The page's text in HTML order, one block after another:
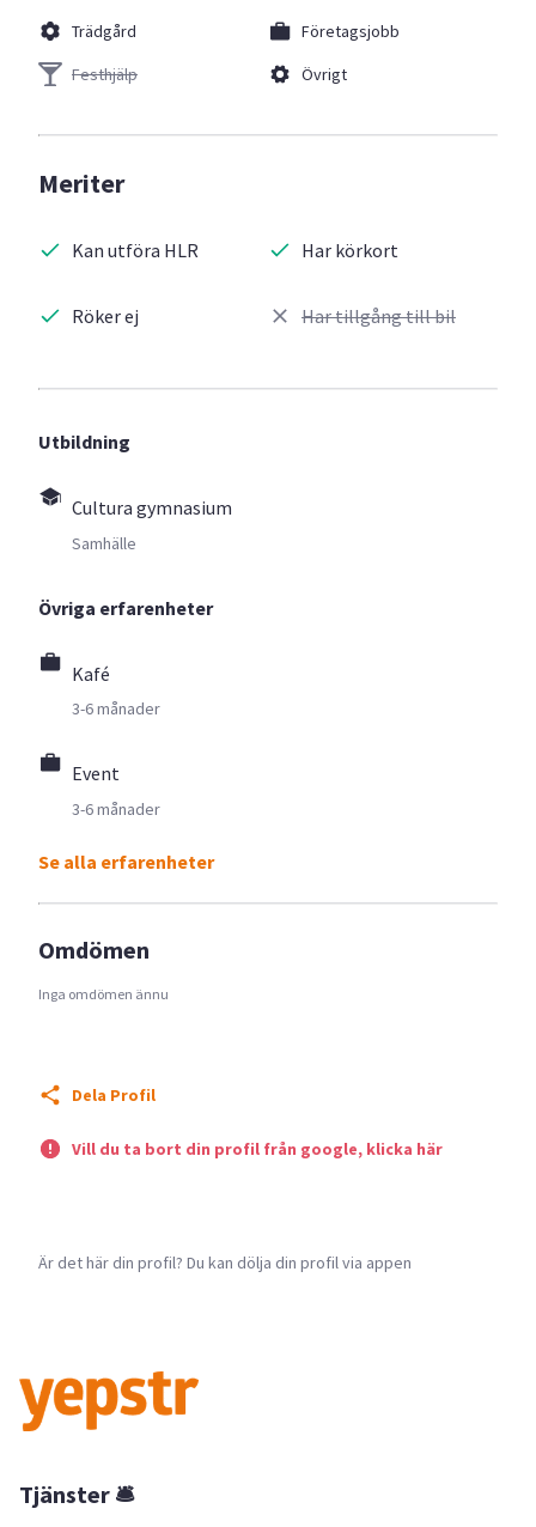
Trädgård
Festhjälp
Företagsjobb
Övrigt
Meriter
Kan utföra HLR
Röker ej
Har körkort
Har tillgång till bil
Utbildning
Cultura gymnasium
Samhälle
Övriga erfarenheter
Kafé
3-6 månader
Event
3-6 månader
Se alla erfarenheter
Omdömen
Inga omdömen ännu
Dela Profil
Vill du ta bort din profil från google, klicka här
Är det här din profil? Du kan dölja din profil via appen
Tjänster 🛎